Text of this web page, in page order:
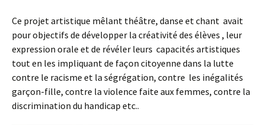
Ce projet artistique mêlant théâtre, danse et chant avait
pour objectifs de développer la créativité des élèves , leur
expression orale et de révéler leurs capacités artistiques
tout en les impliquant de façon citoyenne dans la lutte
contre le racisme et la ségrégation, contre les inégalités
garçon-fille, contre la violence faite aux femmes, contre la
discrimination du handicap etc..